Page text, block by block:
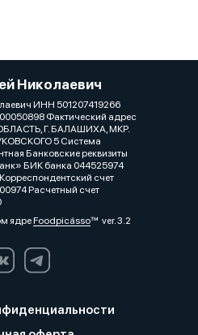
Николаевич
ИНН 501207419266
Фактический адрес
Г. БАЛАШИХА, МКР.
5 Система
Банковские реквизиты
БИК банка 044525974
счет
Расчетный счет
ядреFoodpicássover. 3.2